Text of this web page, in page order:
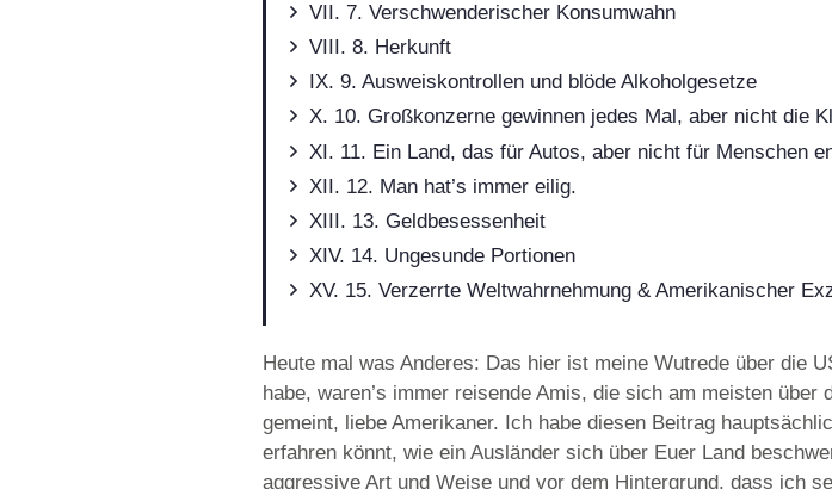
7. Verschwenderischer Konsumwahn
8. Herkunft
9. Ausweiskontrollen und blöde Alkoholgesetze
10. Großkonzerne gewinnen jedes Mal, aber nicht die
11. Ein Land, das für Autos, aber nicht für Menschen
12. Man hat’s immer eilig.
13. Geldbesessenheit
14. Ungesunde Portionen
15. Verzerrte Weltwahrnehmung & Amerikanischer
Heute mal was Anderes: Das hier ist meine Wutrede über die
habe, waren’s immer reisende Amis, die sich am meisten
gemeint, liebe Amerikaner. Ich habe diesen Beitrag
erfahren könnt, wie ein Ausländer sich über Euer Land
aggressive Art und Weise und vor dem Hintergrund, dass ich